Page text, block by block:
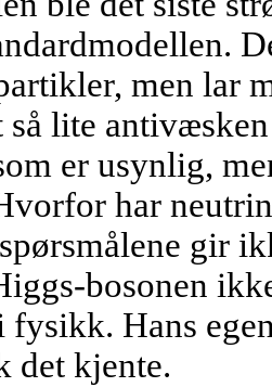
men lar
lite
er usynlig,
har
gir
bosonen
fysikk. Hans
det kjente.